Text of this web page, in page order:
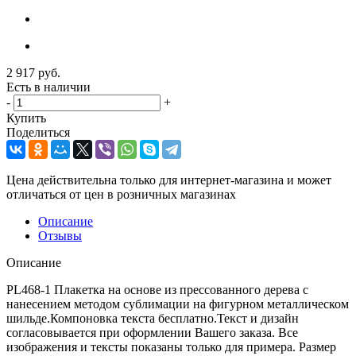
2 917 руб.
Есть в наличии
-
+
Купить
Поделиться
Цена действительна только для интернет-магазина и может
отличаться от цен в розничных магазинах
Описание
Отзывы
Описание
PL468-1 Плакетка на основе из прессованного дерева с
нанесением методом сублимации на фигурном металлическом
шильде.Компоновка текста бесплатно.Текст и дизайн
согласовывается при оформлении Вашего заказа. Все
изображения и тексты показаны только для примера. Размер